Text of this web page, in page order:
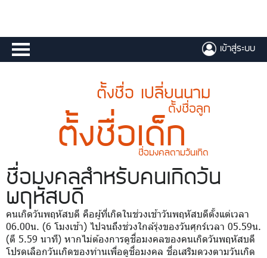
เข้าสู่ระบบ
ตั้งชื่อ เปลี่ยนนาม
ตั้งชื่อลูก
ตั้งชื่อเด็ก
ชื่อมงคลตามวันเกิด
ชื่อมงคลสำหรับคนเกิดวัน
พฤหัสบดี
คนเกิดวันพฤหัสบดี คือผู้ที่เกิดในช่วงเช้าวันพฤหัสบดีตั้งแต่เวลา
06.00น. (6 โมงเช้า) ไปจนถึงช่วงใกล้รุ่งของวันศุกร์เวลา 05.59น.
(ตี 5.59 นาที) หากไม่ต้องการดูชื่อมงคลของคนเกิดวันพฤหัสบดี
โปรดเลือกวันเกิดของท่านเพื่อดูชื่อมงคล ชื่อเสริมดวงตามวันเกิด